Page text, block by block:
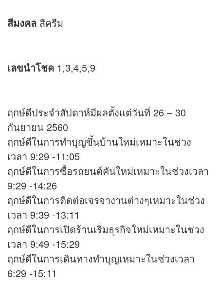
สีมงคล สีครีม
เลขนำโชค 1,3,4,5,9
ฤกษ์ดีประจำสัปดาห์มีผลตั้งแต่วันที่ 26 – 30
กันยายน 2560
ฤกษ์ดีในการทำบุญขึ้นบ้านใหม่เหมาะในช่วง
เวลา 9:29 -11:05
ฤกษ์ดีในการซื้อรถยนต์คันใหม่เหมาะในช่วงเวลา
9:29 -14:26
ฤกษ์ดีในการติดต่อเจรจางานต่างๆเหมาะในช่วง
เวลา 9:39 -13:11
ฤกษ์ดีในการเปิดร้านเริ่มธุรกิจใหม่เหมาะในช่วง
เวลา 9:49 -15:29
ฤกษ์ดีในการเดินทางทำบุญเหมาะในช่วงเวลา
6:29 -15:11